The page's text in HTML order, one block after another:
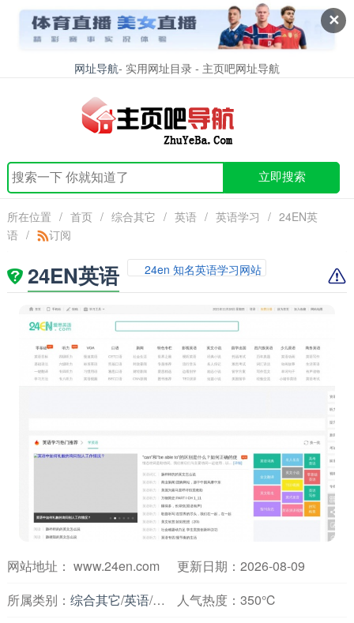
✕
网址导航- 实用网址目录 - 主页吧网址导航
立即搜索
所在位置 / 首页 / 综合其它 / 英语 / 英语学习 / 24EN英
语 / 订阅
24EN英语 24en 知名英语学习网站
网站地址： www.24en.com
更新日期：2026-08-09
所属类别： 综合其它/英语/英语学习人气热度： 350℃